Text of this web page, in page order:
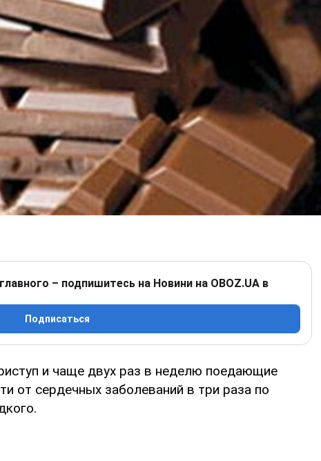
– подпишитесь на Новини на OBOZ.UA в
Подписаться
и чаще двух раз в неделю поедающие
от сердечных заболеваний в три раза по